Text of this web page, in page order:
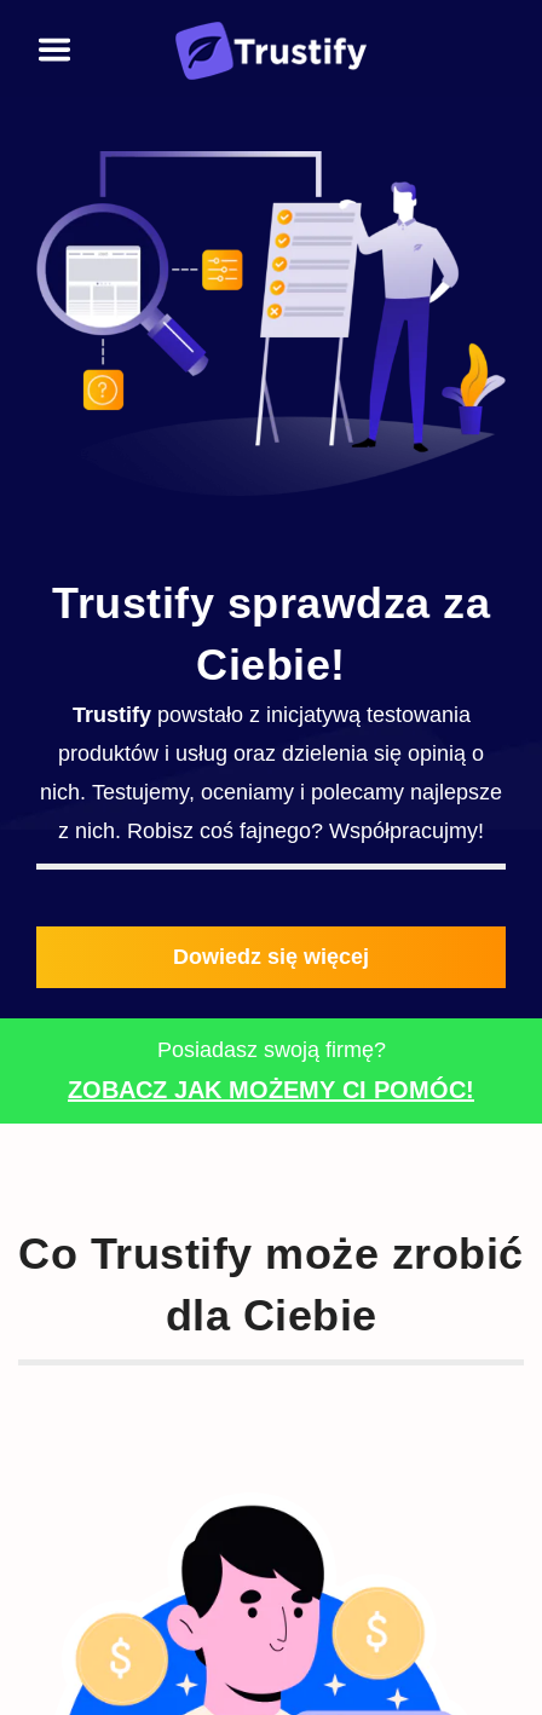
Trustify sprawdza za
Ciebie!
Trustifypowstało z inicjatywą testowania
produktów i usług oraz dzielenia się opinią o
nich. Testujemy, oceniamy i polecamy najlepsze
z nich. Robisz coś fajnego? Współpracujmy!
Dowiedz się więcej
Posiadasz swoją firmę?
ZOBACZ JAK MOŻEMY CI POMÓC!
Co Trustify może zrobić
dla Ciebie